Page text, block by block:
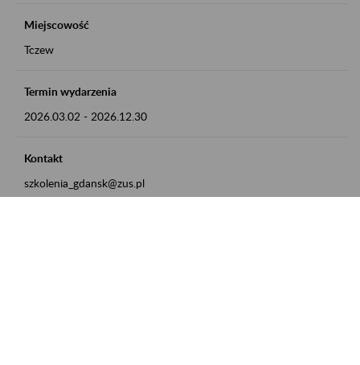
Miejscowość
Tczew
Termin wydarzenia
2026.03.02 - 2026.12.30
Kontakt
szkolenia_gdansk@zus.pl